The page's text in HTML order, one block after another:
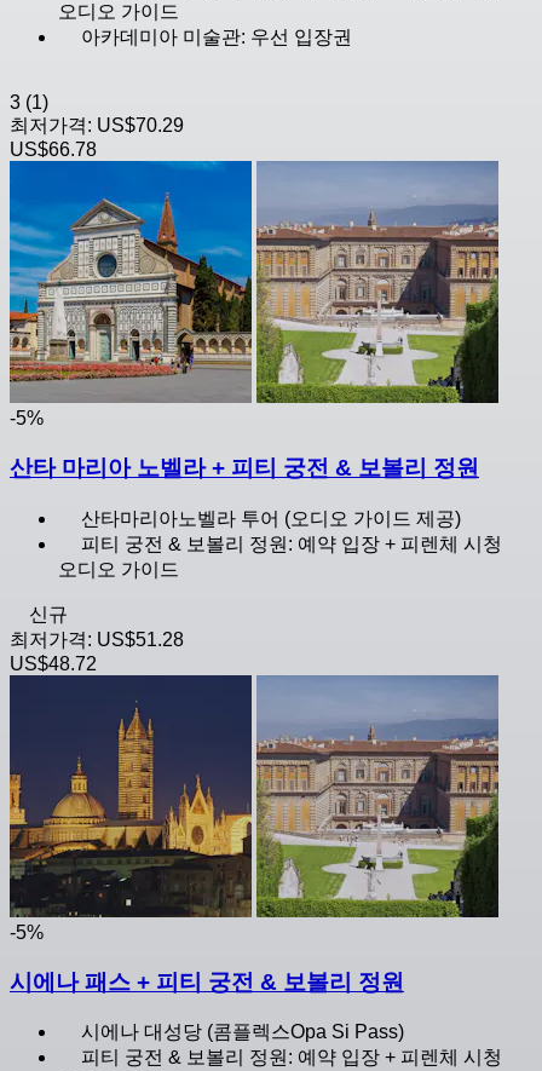
오디오 가이드
아카데미아 미술관: 우선 입장권
3 (1)
최저가격: US$70.29
US$66.78
-5%
산타 마리아 노벨라 + 피티 궁전 & 보볼리 정원
산타마리아노벨라 투어 (오디오 가이드 제공)
피티 궁전 & 보볼리 정원: 예약 입장 + 피렌체 시청
오디오 가이드
신규
최저가격: US$51.28
US$48.72
-5%
시에나 패스 + 피티 궁전 & 보볼리 정원
시에나 대성당 (콤플렉스Opa Si Pass)
피티 궁전 & 보볼리 정원: 예약 입장 + 피렌체 시청